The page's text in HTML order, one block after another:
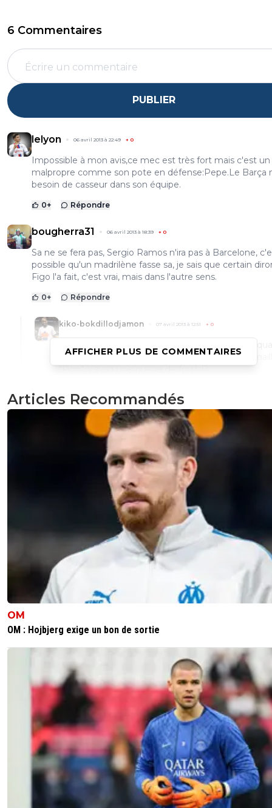
6 Commentaires
PUBLIER
lelyon 06 avril 2013 à 22:49 + 0
Impossible à mon avis,ce mec est très fort mais c'est un
malpropre comme son pote en défense:Pepe.Le Barça
besoin de casseur dans son équipe.
0+ Répondre
bougherra31 06 avril 2013 à 18:39 + 0
Sa ne se fera pas, Sergio Ramos n'ira pas à Barcelone,
possible qu'un madrilène fasse sa, je sais que certain
Figo l'a fait, c'est vrai, mais dans l'autre sens.
0+ Répondre
kiko-bokdillodjamon 07 avril 2013 à 12:51 + 0
Haha, ouais je me souviens, j'étais à Barcelone
c'était passé, ils offraient le déflocage de tout
"Figo", y'avait une queue de fou ! :D
rozay69-berto 06 avril 2013 à 17:39 +0
Lol Jvais vous insulter ! Pas touche a Seeergio "Cuquii"
Madrilene toute sa carriere lui !
Répondre
06 avril 2013 à 17:34 +
Luis Figo a fait les deux clubs. Quand bien même, se
débarrasser de Ramos ?!!!!
Répondre
petitbonum 06 avril 2013 à 17:34
vraiment sur Lovren. (poisson d'avril est passé, les
sont restés)
AFFICHER PLUS DE COMMENTAIRES
Articles Recommandés
OM
OM : Hojbjerg exige un bon de sortie